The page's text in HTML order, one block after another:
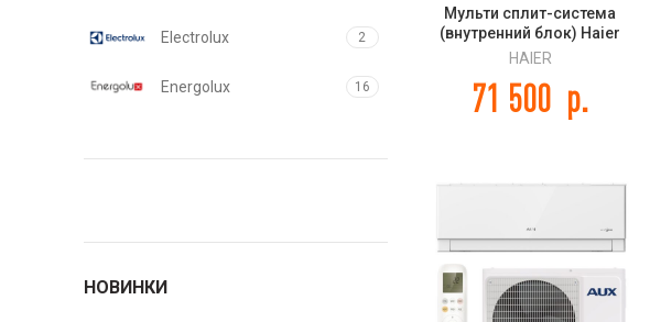
Мульти сплит-система
(внутренний блок) Haier
Flexis Super Match
HAIER
71 500 р.
Electrolux 2
Energolux 16
Hisense
НОВИНКИ